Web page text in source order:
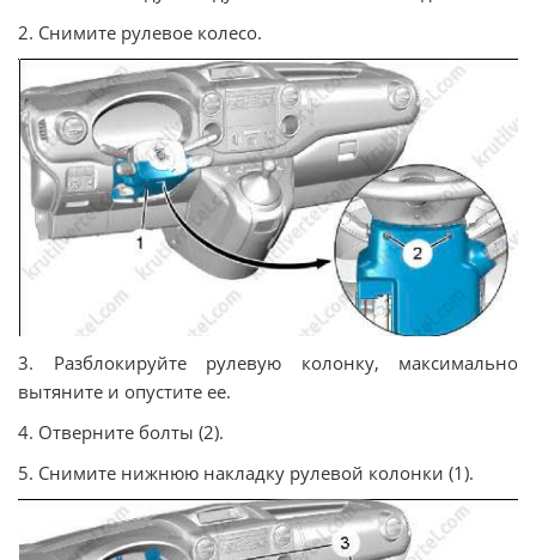
2. Снимите рулевое колесо.
3. Разблокируйте рулевую колонку, максимально
вытяните и опустите ее.
4. Отверните болты (2).
5. Снимите нижнюю накладку рулевой колонки (1).